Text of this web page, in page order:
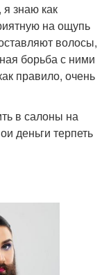
знаю как
на ощупь
волосы,
борьба с ними
правило, очень
в салоны на
деньги терпеть